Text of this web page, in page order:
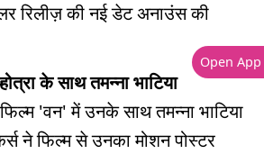
रिलीज़ की नई डेट अनाउंस की
के साथ तमन्ना भाटिया
फिल्म 'वन' में उनके साथ तमन्ना भाटिया
ने फिल्म से उनका मोशन पोस्टर
Open App